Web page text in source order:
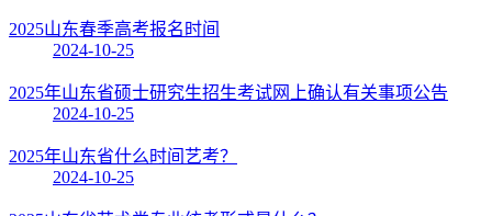
2025山东春季高考报名时间
2024-10-25
2025年山东省硕士研究生招生考试网上确认有关事项公告
2024-10-25
2025年山东省什么时间艺考？
2024-10-25